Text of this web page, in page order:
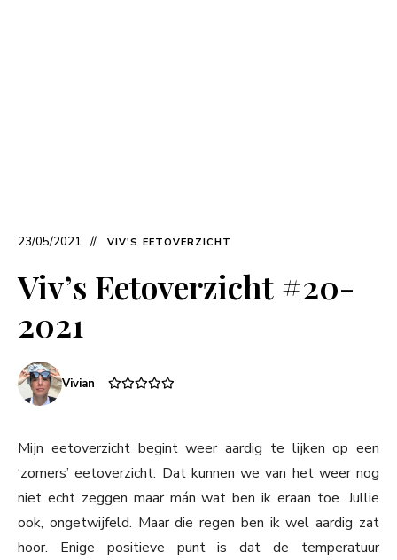
23/05/2021 VIV'S EETOVERZICHT
Viv’s Eetoverzicht #20-
2021
Vivian
Mijn eetoverzicht begint weer aardig te lijken op een
‘zomers’ eetoverzicht. Dat kunnen we van het weer nog
niet echt zeggen maar mán wat ben ik eraan toe. Jullie
ook, ongetwijfeld. Maar die regen ben ik wel aardig zat
hoor. Enige positieve punt is dat de temperatuur